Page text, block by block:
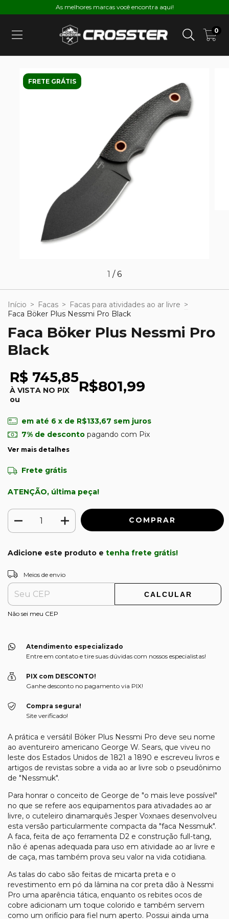
As melhores marcas você encontra aqui!
0
FRETE GRÁTIS
1 /6
Início > Facas > Facas para atividades ao ar livre >
Faca Böker Plus Nessmi Pro Black
Faca Böker Plus Nessmi Pro
Black
R$ 745,85
À VISTA NO PIX
ou
R$801,99
em até 6 x de R$133,67 sem juros
7% de descontopagando com Pix
Ver mais detalhes
Frete grátis
ATENÇÃO, última peça!
Adicione este produto e tenha frete grátis!
Entregas para o CEP:
Meios de envio
CALCULAR
Não sei meu CEP
Atendimento especializado
Entre em contato e tire suas dúvidas com nossos especialistas!
PIX com DESCONTO!
Ganhe desconto no pagamento via PIX!
Compra segura!
Site verificado!
A prática e versátil Böker Plus Nessmi Pro deve seu nome
ao aventureiro americano George W. Sears, que viveu no
leste dos Estados Unidos de 1821 a 1890 e escreveu livros e
artigos de revistas sobre a vida ao ar livre sob o pseudônimo
de "Nessmuk".
Para honrar o conceito de George de "o mais leve possível"
no que se refere aos equipamentos para ativadades ao ar
livre, o cuteleiro dinamarquês Jesper Voxnaes desenvolveu
esta versão particularmente compacta da "faca Nessmuk".
A faca, feita de aço ferramenta D2 e construção full-tang,
não é apenas adequada para uso em atividade ao ar livre e
de caça, mas também prova seu valor na vida cotidiana.
As talas do cabo são feitas de micarta preta e o
revestimento em pó da lâmina na cor preta dão à Nessmi
Pro uma aparência tática, enquanto os rebites ocos de
cobre adicionam um toque colorido e também servem
como um orifício para fiel num aperto. Possui ainda uma